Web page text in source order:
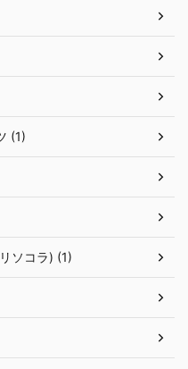
(1)
ソコラ) (1)